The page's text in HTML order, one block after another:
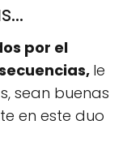
por el
le
sean buenas
en este duo